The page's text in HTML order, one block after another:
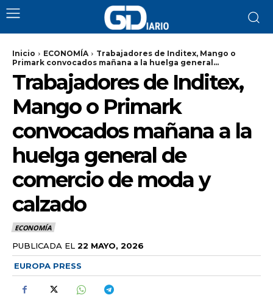
Inicio ECONOMÍA
Trabajadores de Inditex, Mango o
Primark convocados mañana a la huelga general...
Trabajadores de Inditex,
Mango o Primark
convocados mañana a la
huelga general de
comercio de moda y
calzado
ECONOMÍA
PUBLICADA EL 22 MAYO, 2026
EUROPA PRESS